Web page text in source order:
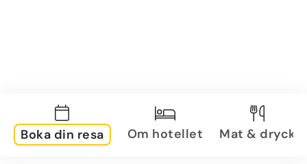
Boka din resa Om hotellet Mat & dryck